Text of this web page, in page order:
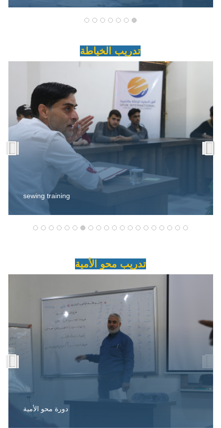
تدريب الخياطة
sewing training
تدريب محو الأمية
دورة محو الأمية